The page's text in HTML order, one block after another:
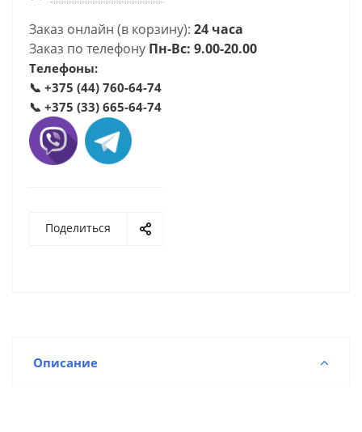
Заказ онлайн (в корзину): 24 часа
Заказ по телефону Пн-Вс: 9.00-20.00
Телефоны:
📞 +375 (44) 760-64-74
📞 +375 (33) 665-64-74
Поделиться
Описание